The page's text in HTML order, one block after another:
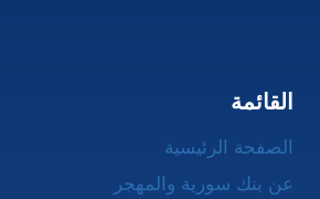
القائمة
الصفحة الرئيسية
عن بنك سورية والمهجر